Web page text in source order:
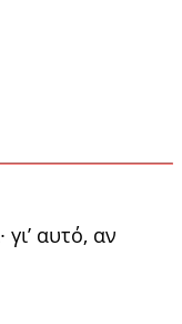
αυτό, αν